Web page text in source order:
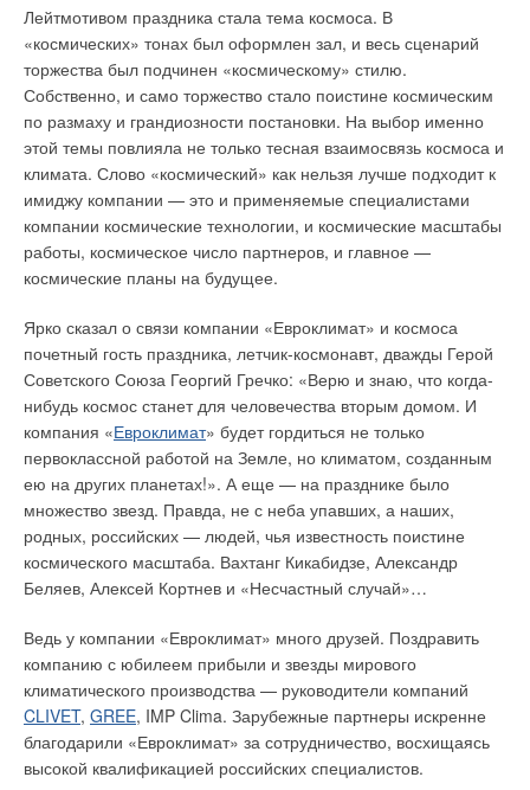
Лейтмотивом праздника стала тема космоса. В
«космических» тонах был оформлен зал, и весь сценарий
торжества был подчинен «космическому» стилю.
Собственно, и само торжество стало поистине космическим
по размаху и грандиозности постановки. На выбор именно
этой темы повлияла не только тесная взаимосвязь космоса и
климата. Слово «космический» как нельзя лучше подходит к
имиджу компании — это и применяемые специалистами
компании космические технологии, и космические масштабы
работы, космическое число партнеров, и главное —
космические планы на будущее.
Ярко сказал о связи компании «Евроклимат» и космоса
почетный гость праздника, летчик-космонавт, дважды Герой
Советского Союза Георгий Гречко: «Верю и знаю, что когда-
нибудь космос станет для человечества вторым домом. И
компания «Евроклимат» будет гордиться не только
первоклассной работой на Земле, но климатом, созданным
ею на других планетах!». А еще — на празднике было
множество звезд. Правда, не с неба упавших, а наших,
родных, российских — людей, чья известность поистине
космического масштаба. Вахтанг Кикабидзе, Александр
Беляев, Алексей Кортнев и «Несчастный случай»…
Ведь у компании «Евроклимат» много друзей. Поздравить
компанию с юбилеем прибыли и звезды мирового
климатического производства — руководители компаний
CLIVET, GREE, IMP Clima. Зарубежные партнеры искренне
благодарили «Евроклимат» за сотрудничество, восхищаясь
высокой квалификацией российских специалистов.
Традиционные технологии очистки природных и сточных вод,
как в отношении достигаемого ими качества, так и в
отношении уровня энергозатрат, испытывают ощутимый
кризис. Поэтому первоочередной задачей предприятий
является совершенствование существующего и создание
нового оборудования с улучшеными эксплуатационными
характеристиками.
Этим принципом руководствуется научно-производственная
фирма «Экотон» (г. Белгород, Россия, г. Харьков, Украина) в
своей повседневной деятельности. Фирма выпускает
механизированные решетки с прозором от 3 мм, прессы
винтовые отжимные, ленточные фильтр-прессы,
полимерный нетканый фильтрующий материал, дренажные
трубофильтры; водосливы, полупогружные доски,
центральные стаканы-отражатели; погружные центробежные
насосы с гидроприводом; трубы из стеклопластика.
Внедрение этой продукции позволяет существенно повысить
эффективность работы сооружений водоочистки и получить
ощутимый экономический эффект. К примеру,
канализационные механизированные решетки
стандартными решетками, позволяют задерживать гораздо
большее количество отбросов.
Затраты на удаление и хранение отбросов постоянно растут,
т.к. требования к эффективности работы станций по очистке
сточных вод и к качеству очищенной сточной воды все время
Блочные и комнатные контроллеры
Водонагреватели ATLANTIC, популярные и новые.
Все дело в трубе!
Достоинства и недостатки различных видов технической
теплоизоляции. Опыт применения.
Еще раз о трагедии в аквапарке «Трансвааль Парк».
К вопросу выбора расчетных температур систем
независимого отопления и горячего водоснабжения
(взгляд на проблему проектанта-изготовителя
теплообменного оборудования)
воздуха?
Кондиционеры в системе «умного дома»: новый
контроллер G-50A «Мицубиси Электрик».
Котлы ROCA — надежные, экономичные, долговечные.
Критерии выбора горизонтальных тепловых завес:
скорость истечения и тепловая мощность.
Металлопластиковые трубы HEWING нового поколения.
Новая концепция комбинированных труб от «ФРЭНКИШЕ»
Новый модельный ряд сплит-систем канального типа
ELECTRA.
О нормировании тепловой защиты зданий.
Прессовые фитинги TIEMME для металлопластиковой
трубы.
Применение стеклопластиковых труб и новых
композиционных материалов для инженерных сетей
водоснабжения и водоотведения.